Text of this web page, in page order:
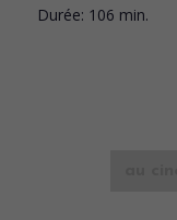
Durée: 106 min.